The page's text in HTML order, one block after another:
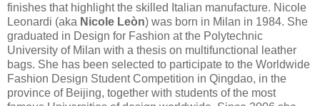
finishes that highlight the skilled Italian manufacture. Nicole
Leonardi (aka Nicole Leòn) was born in Milan in 1984. She
graduated in Design for Fashion at the Polytechnic
University of Milan with a thesis on multifunctional leather
bags. She has been selected to participate to the Worldwide
Fashion Design Student Competition in Qingdao, in the
province of Beijing, together with students of the most